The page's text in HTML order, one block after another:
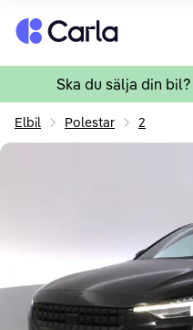
Tillbaka till startsidan
Ska du sälja din bil?
Elbil Polestar 2